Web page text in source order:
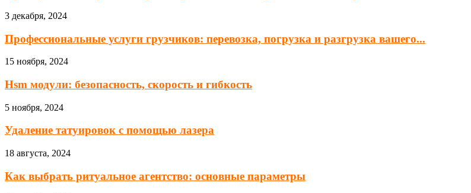
3 декабря, 2024
Профессиональные услуги грузчиков: перевозка, погрузка и разгрузка вашего...
15 ноября, 2024
Hsm модули: безопасность, скорость и гибкость
5 ноября, 2024
Удаление татуировок с помощью лазера
18 августа, 2024
Как выбрать ритуальное агентство: основные параметры